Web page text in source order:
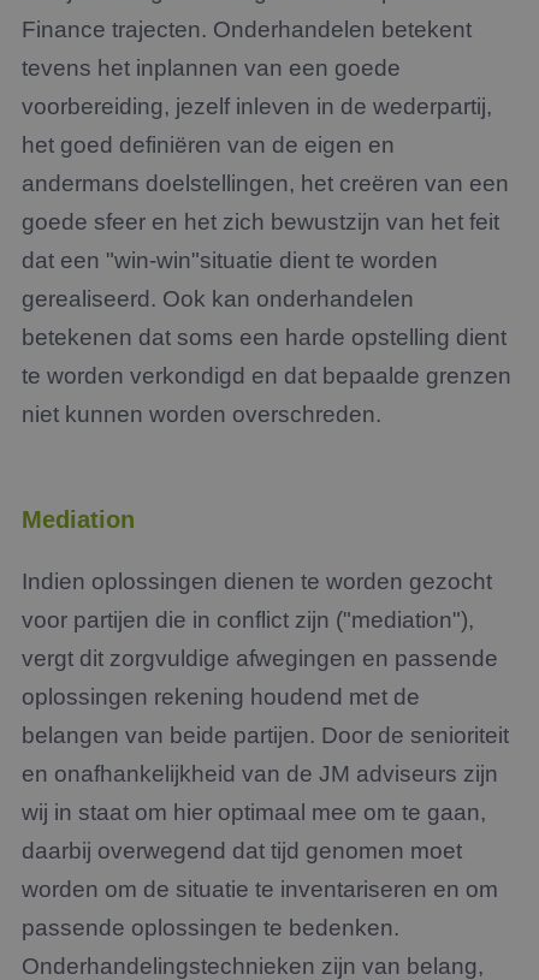
Finance trajecten. Onderhandelen betekent
tevens het inplannen van een goede
voorbereiding, jezelf inleven in de wederpartij,
het goed definiëren van de eigen en
andermans doelstellingen, het creëren van een
goede sfeer en het zich bewustzijn van het feit
dat een "win-win"situatie dient te worden
gerealiseerd. Ook kan onderhandelen
betekenen dat soms een harde opstelling dient
te worden verkondigd en dat bepaalde grenzen
niet kunnen worden overschreden.
Mediation
Indien oplossingen dienen te worden gezocht
voor partijen die in conflict zijn ("mediation"),
vergt dit zorgvuldige afwegingen en passende
oplossingen rekening houdend met de
belangen van beide partijen. Door de senioriteit
en onafhankelijkheid van de JM adviseurs zijn
wij in staat om hier optimaal mee om te gaan,
daarbij overwegend dat tijd genomen moet
worden om de situatie te inventariseren en om
passende oplossingen te bedenken.
Onderhandelingstechnieken zijn van belang,